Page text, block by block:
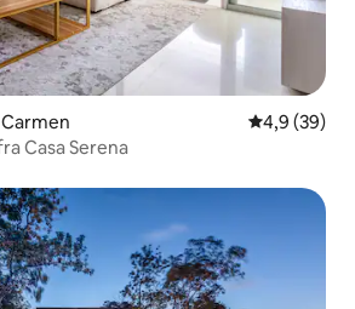
Carmen 4,9 ud af 5 i
4,9 (39)
Casa Serena